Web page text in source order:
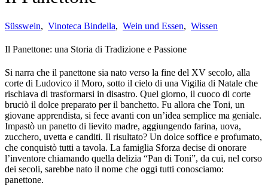
Süsswein, Vinoteca Bindella, Wein und Essen, Wissen
Il Panettone: una Storia di Tradizione e Passione
Si narra che il panettone sia nato verso la fine del XV secolo, alla
corte di Ludovico il Moro, sotto il cielo di una Vigilia di Natale che
rischiava di trasformarsi in disastro. Quel giorno, il cuoco di corte
bruciò il dolce preparato per il banchetto. Fu allora che Toni, un
giovane apprendista, si fece avanti con un’idea semplice ma geniale.
Impastò un panetto di lievito madre, aggiungendo farina, uova,
zucchero, uvetta e canditi. Il risultato? Un dolce soffice e profumato,
che conquistò tutti a tavola. La famiglia Sforza decise di onorare
l’inventore chiamando quella delizia “Pan di Toni”, da cui, nel corso
dei secoli, sarebbe nato il nome che oggi tutti conosciamo:
panettone.